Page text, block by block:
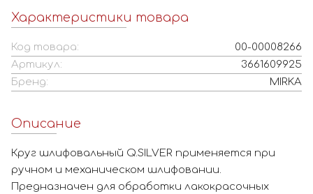
Характеристики товара
Код товара:
00-00008266
Артикул:
3661609925
Бренд:
MIRKA
Описание
Круг шлифовальный Q.SILVER применяется при
ручном и механическом шлифовании.
Предназначен для обработки лакокрасочных